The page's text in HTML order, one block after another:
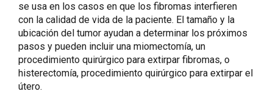
se usa en los casos en que los fibromas interfieren
con la calidad de vida de la paciente. El tamaño y la
ubicación del tumor ayudan a determinar los próximos
pasos y pueden incluir una miomectomía, un
procedimiento quirúrgico para extirpar fibromas, o
histerectomía, procedimiento quirúrgico para extirpar el
útero.